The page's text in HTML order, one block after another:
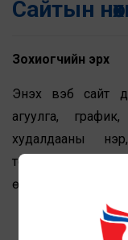
Сайтын
Зохиогчийн эрх
Энэхүү вэб сайт
агуулга,
худалдааны
тогтоомжийн
өмчийн хуулиар